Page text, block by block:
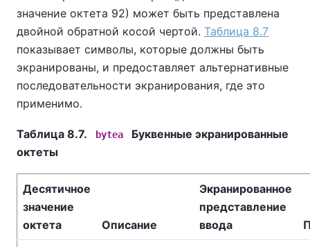
значение октета 92) может быть представлена
двойной обратной косой чертой. Таблица 8.7
показывает символы, которые должны быть
экранированы, и предоставляет альтернативные
последовательности экранирования, где это
применимо.
Таблица 8.7. bytea
Буквенные экранированные
октеты
Десятичное
значение
октета
Описание
Экранированное
представление
ввода